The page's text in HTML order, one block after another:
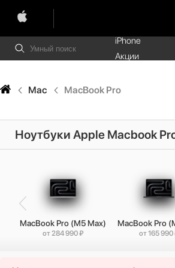
iPhone
Акции
Mac MacBook Pro
Ноутбуки Apple Macbook
MacBook Pro (M5 Max)
от 284 990 ₽
MacBook Pro
от 165 990